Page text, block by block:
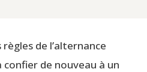
de l’alternance
de nou­veau à un